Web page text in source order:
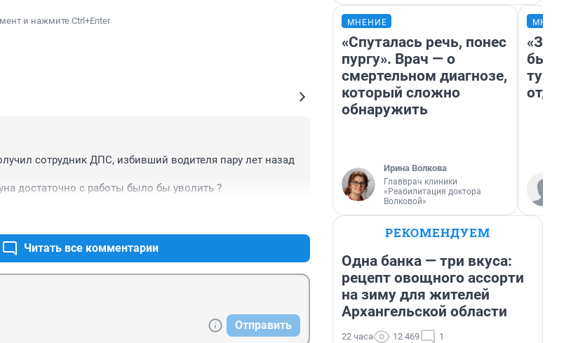
и нажмите Ctrl+Enter
сотрудник ДПС, избивший водителя пару лет назад
достаточно с работы было бы уволить ?
Читать все комментарии
Отправить
МНЕНИЕ
«Спуталась речь, понес
пургу». Врач — о
смертельном диагнозе,
который сложно
обнаружить
Ирина Волкова
Главврач клиники
«Реабилитация доктора
Волковой»
«За
были
РЕКОМЕНДУЕМ
Одна банка — три вкуса:
рецепт овощного ассорти
на зиму для жителей
Архангельской области
22 часа 12 469 1